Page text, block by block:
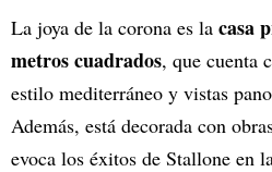
La joya de la corona es la casa
metros cuadrados, que cuenta
estilo mediterráneo y vistas
Además, está decorada con
evoca los éxitos de Stallone en